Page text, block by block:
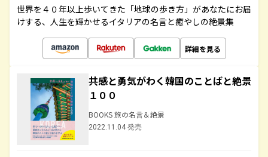
世界を４０年以上歩いてきた「地球の歩き方」があなたにお届
けする、人生を輝かせるイタリアの名言と癒やしの絶景集
詳細を見る
共感と勇気がわく韓国のことばと絶景
１００
BOOKS 旅の名言＆絶景
2022.11.04 発売